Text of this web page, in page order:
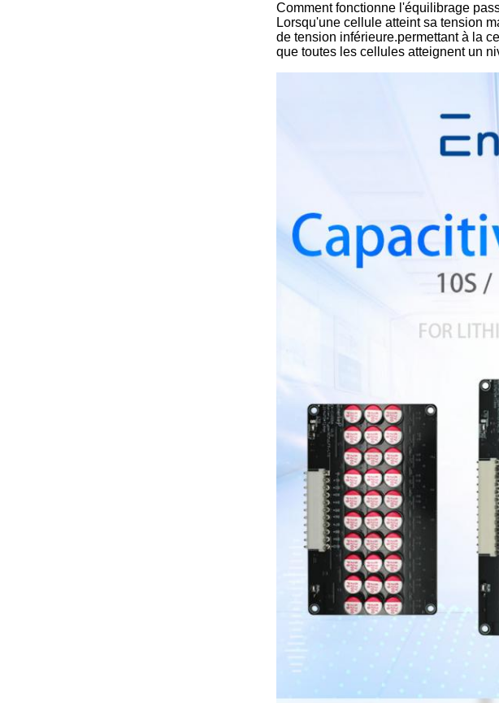
Comment fonctionne l'équilibrage
Lorsqu'une cellule atteint sa tension
de tension inférieure.permettant à la
que toutes les cellules atteignent un